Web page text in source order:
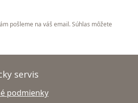
pošleme na váš email. Súhlas môžete
servis
podmienky